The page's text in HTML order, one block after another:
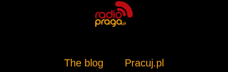
The blog Pracuj.pl